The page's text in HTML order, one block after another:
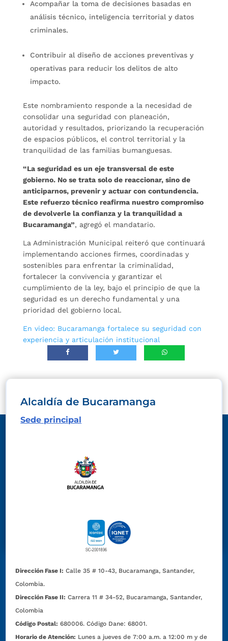
Acompañar la toma de decisiones basadas en
análisis técnico, inteligencia territorial y datos
criminales.
Contribuir al diseño de acciones preventivas y
operativas para reducir los delitos de alto
impacto.
Este nombramiento responde a la necesidad de
consolidar una seguridad con planeación,
autoridad y resultados, priorizando la recuperación
de espacios públicos, el control territorial y la
tranquilidad de las familias bumanguesas.
“La seguridad es un eje transversal de este
gobierno. No se trata solo de reaccionar, sino de
anticiparnos, prevenir y actuar con contundencia.
Este refuerzo técnico reafirma nuestro compromiso
de devolverle la confianza y la tranquilidad a
Bucaramanga”, agregó el mandatario.
La Administración Municipal reiteró que continuará
implementando acciones firmes, coordinadas y
sostenibles para enfrentar la criminalidad,
fortalecer la convivencia y garantizar el
cumplimiento de la ley, bajo el principio de que la
seguridad es un derecho fundamental y una
prioridad del gobierno local.
En video: Bucaramanga fortalece su seguridad con
experiencia y articulación institucional
Alcaldía de Bucaramanga
Sede principal
Dirección Fase I: Calle 35 # 10-43, Bucaramanga, Santander,
Colombia.
Dirección Fase II: Carrera 11 # 34-52, Bucaramanga, Santander,
Colombia
Código Postal: 680006. Código Dane: 68001.
Horario de Atención: Lunes a jueves de 7:00 a.m. a 12:00 m y de